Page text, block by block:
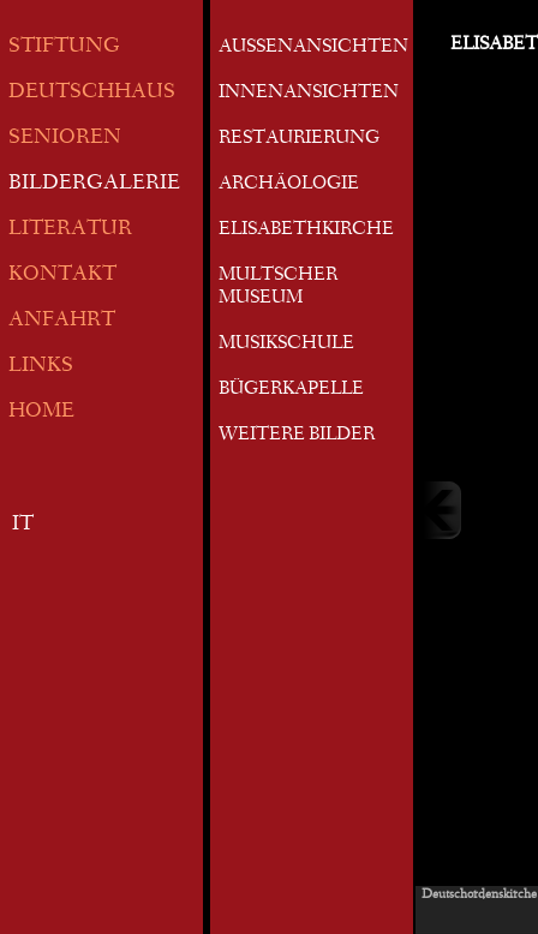
STIFTUNG
DEUTSCHHAUS
SENIOREN
BILDERGALERIE
LITERATUR
KONTAKT
ANFAHRT
LINKS
HOME
IT
AUSSENANSICHTEN
INNENANSICHTEN
RESTAURIERUNG
ARCHÄOLOGIE
ELISABETHKIRCHE
MULTSCHER
MUSEUM
MUSIKSCHULE
BÜGERKAPELLE
WEITERE BILDER